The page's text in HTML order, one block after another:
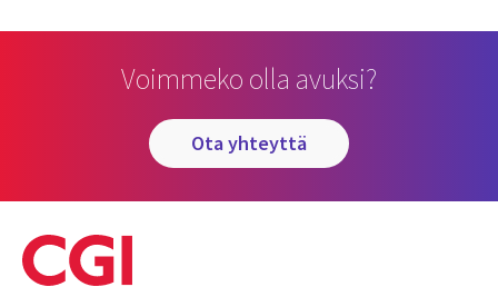
Voimmeko olla avuksi?
ota yhteyttä